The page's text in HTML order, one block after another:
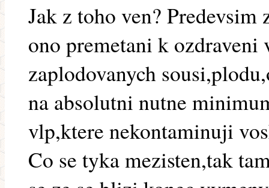
Jak z toho ven?
ono premetani k ozdraveni
zaplodovanych
na absolutni nutne
vlp,ktere nekontaminuji
Co se tyka mezisten,tak